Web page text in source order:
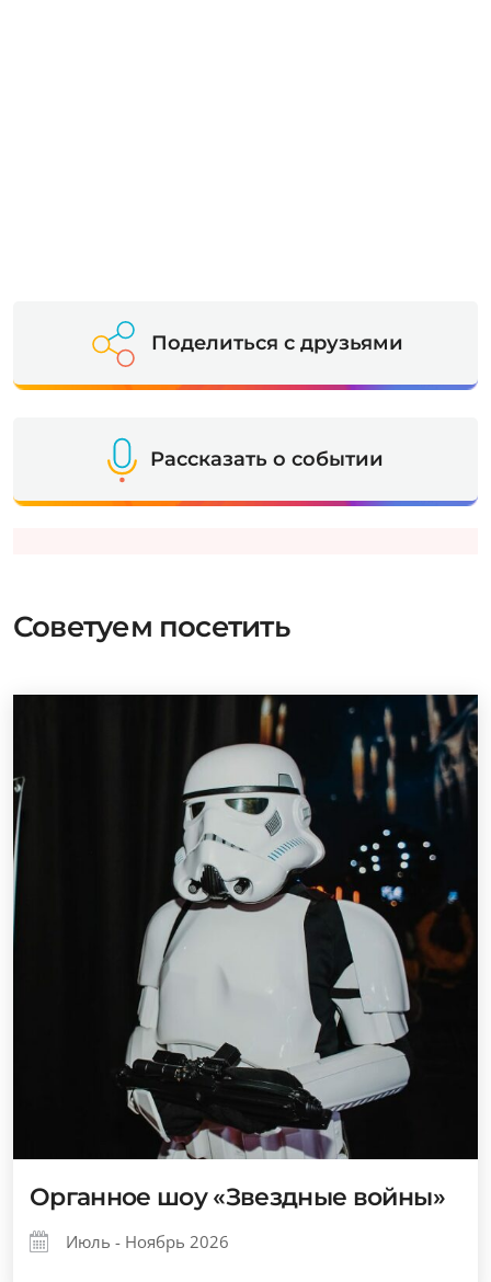
Поделиться с друзьями
Рассказать о событии
Советуем посетить
Органное шоу «Звездные войны»
Июль - Ноябрь 2026